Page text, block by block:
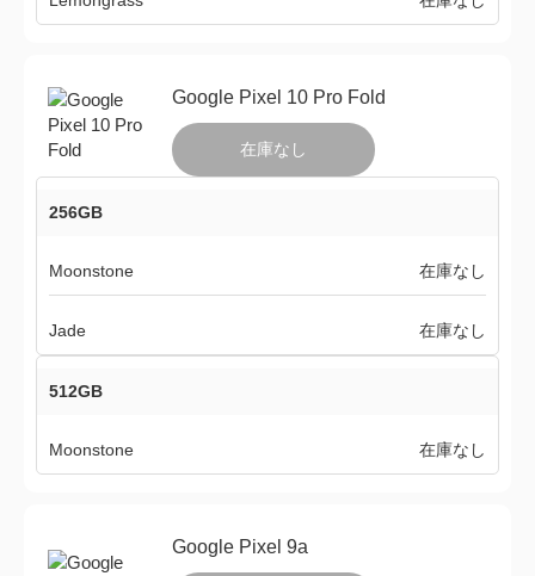
Google Pixel 10 Pro Fold
在庫なし
256GB
Moonstone 在庫なし
Jade 在庫なし
512GB
Moonstone 在庫なし
Google Pixel 9a